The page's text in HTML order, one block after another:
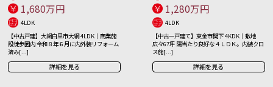
1,680万円
4LDK
【中古戸建】大網白里市大網 4LDK｜商業施
設徒歩圏内 令和８年６月に内外装リフォーム
済み[...]
詳細を見る
1,280万円
4LDK
【中古一戸建て】東金市関下 4KDK｜敷地
広々67坪 陽当たり良好な４ＬＤＫ。内装クロ
ス施[...]
詳細を見る